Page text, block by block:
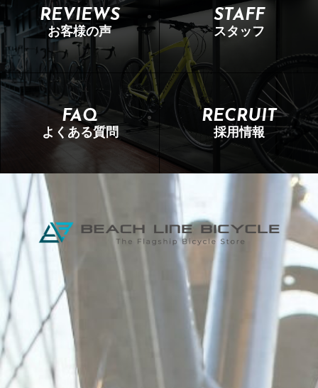
REVIEWS
お客様の声
STAFF
スタッフ
FAQ
よくある質問
RECRUIT
採用情報